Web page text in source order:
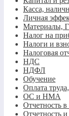
Касса,
Личная
Материалы,
Налог на
Налоги и
Налоговая
НДС
НДФЛ
Обучение
Оплата
ОС и НМА
Отчетность
Отчетность